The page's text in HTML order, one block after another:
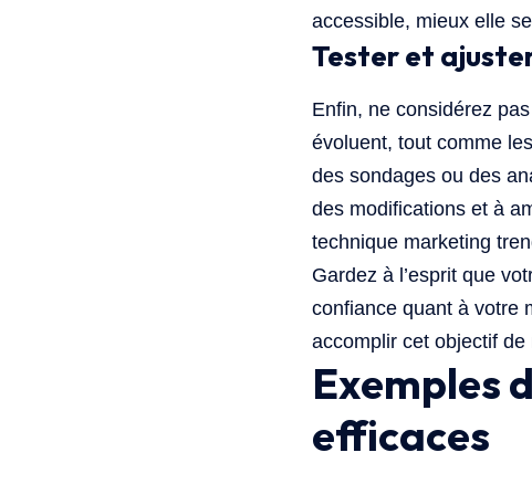
accessible, mieux elle
Tester et
Enfin, ne considérez
évoluent, tout comme
des sondages ou des
des modifications et à
technique marketing
Gardez à l’esprit que
confiance quant à votre
accomplir cet objectif
Exemples
efficaces